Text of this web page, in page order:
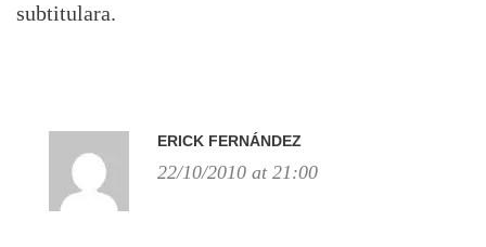
subtitulara.
ERICK FERNÁNDEZ
22/10/2010 at 21:00